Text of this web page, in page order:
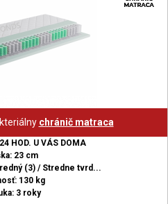
chránič matraca
HOD. U VÁS DOMA
23 cm
(3) / Stredne tvrd...
130 kg
3 roky